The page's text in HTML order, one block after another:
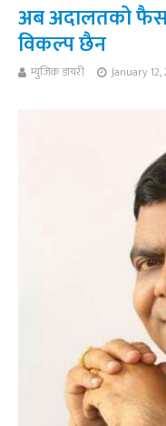
अब अदालतको
विकल्प छैन
म्युजिक डायरी January 12,